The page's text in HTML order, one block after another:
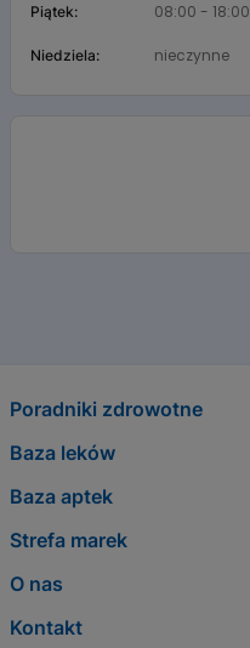
Piątek: 08:00 - 18:00
Niedziela: nieczynne
Poradniki zdrowotne
Baza leków
Baza aptek
Strefa marek
O nas
Kontakt